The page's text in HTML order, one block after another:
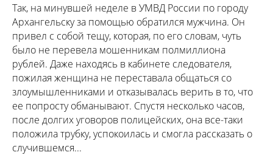
Так, на минувшей неделе в УМВД России по городу
Архангельску за помощью обратился мужчина. Он
привел с собой тещу, которая, по его словам, чуть
было не перевела мошенникам полмиллиона
рублей. Даже находясь в кабинете следователя,
пожилая женщина не переставала общаться со
злоумышленниками и отказывалась верить в то, что
ее попросту обманывают. Спустя несколько часов,
после долгих уговоров полицейских, она все-таки
положила трубку, успокоилась и смогла рассказать о
случившемся...